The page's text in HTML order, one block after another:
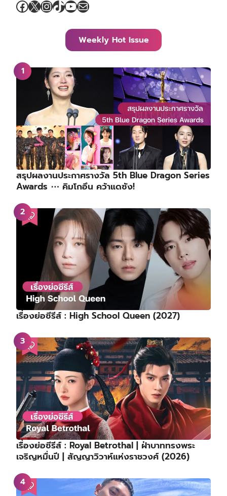
Facebook
X Instagram
TikTok
YouTube
Mail
Weekly Hot Issue
สรุปผลงานประกาศรางวัล 5th Blue Dragon Series
Awards ⋯ คิมโกอึน คว้าแดซัง!
เรื่องย่อซีรีส์ : High School Queen (2027)
เรื่องย่อซีรีส์ : Royal Betrothal | ฝ่าบาททรงพระ
เจริญหมื่นปี | สัญญาวิวาห์แห่งราชวงศ์ (2026)